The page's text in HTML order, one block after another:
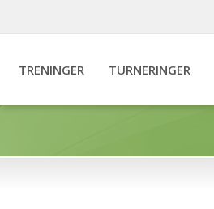
TRENINGER TURNERINGER